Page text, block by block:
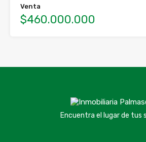
Venta
$460.000.000
Encuentra el lugar de tus